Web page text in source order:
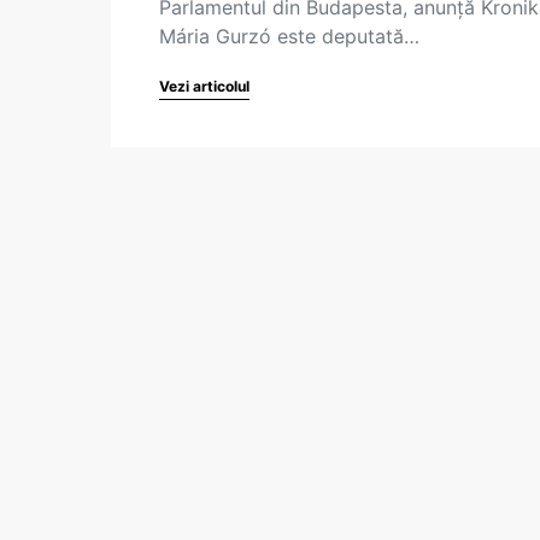
Parlamentul din Budapesta, anunță
Mária Gurzó este deputată…
Vezi articolul